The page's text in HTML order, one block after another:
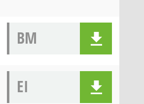
BM
EI